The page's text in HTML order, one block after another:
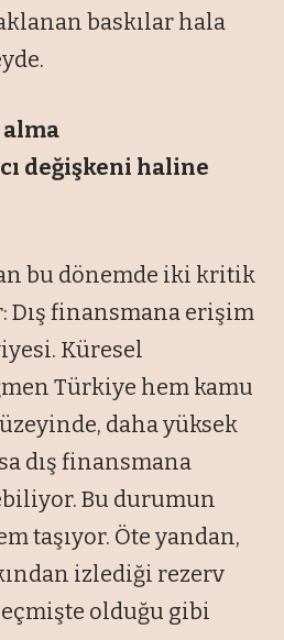
baskılar hala
değişkeni haline
bu dönemde iki kritik
Dış finansmana erişim
Küresel
Türkiye hem kamu
daha yüksek
dış finansmana
Bu durumun
taşıyor. Öte yandan,
izlediği rezerv
olduğu gibi